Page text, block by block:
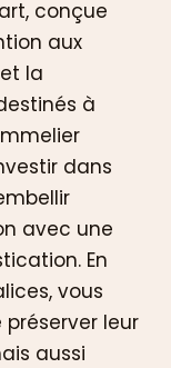
conçue
aux
la
à
dans
avec une
En
vous
leur
aussi